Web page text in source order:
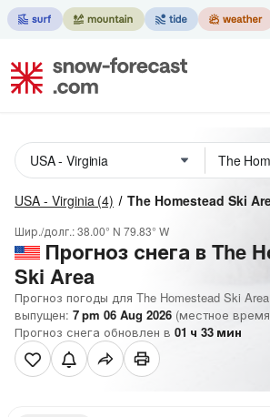
USA - Virginia (4) The Homestead Ski
Шир./долг.:38.00° N 79.83° W
Прогноз снега в The
Ski Area
Прогноз погоды для The Homestead Ski
выпущен: 7 pm 06 Aug 2026 (местное
Прогноз снега обновлен в 01 ч 33 мин